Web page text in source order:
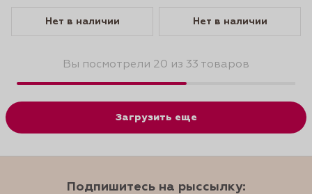
Нет в наличии Нет в наличии
Вы посмотрели 20 из 33 товаров
Загрузить еще
Подпишитесь на рыссылку: